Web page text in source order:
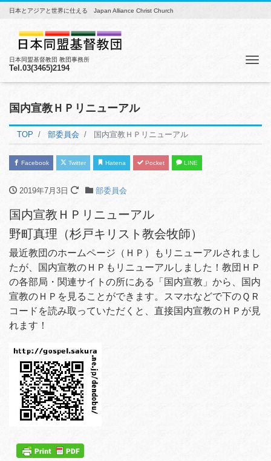
日本とアジアと世界に仕える Japan Alliance Christ Church
日本同盟基督教団 教団事務所
Tel.03(3465)2194
国内宣教ＨＰリニューアル
TOP 部委員会 国内宣教ＨＰリニューアル
Facebook Twitter Hatena Pocket LINE
2019年7月3日 部委員会
国内宣教ＨＰリニューアル
野町真理（杉戸キリスト教会牧師）
最近教団のホームページ（ＨＰ）もリニューアルされまし
たが、国内宣教のＨＰもリニューアルしました！教団ＨＰ
の各部局・関連サイトの所にある「国内宣教」から、国内
宣教のＨＰを見ることができます。スマホなどで下のＱＲ
コードを読み取っていただくと、直接国内宣教のＨＰが見
れます！